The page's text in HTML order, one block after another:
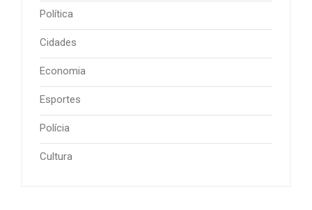
Política
Cidades
Economia
Esportes
Polícia
Cultura